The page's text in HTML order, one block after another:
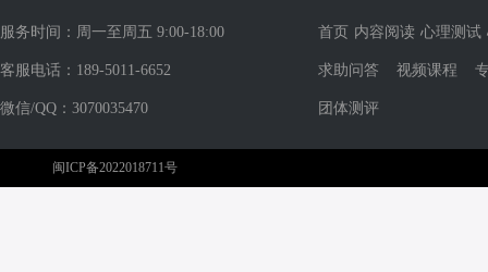
服务时间：周一至周五 9:00-18:00
客服电话：189-5011-6652
微信/QQ：3070035470
首页 内容阅读 心理测试
求助问答 视频课程
团体测评
闽ICP备2022018711号